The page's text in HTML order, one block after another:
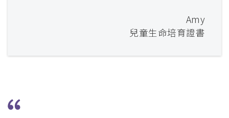
Amy
兒童生命培育證書